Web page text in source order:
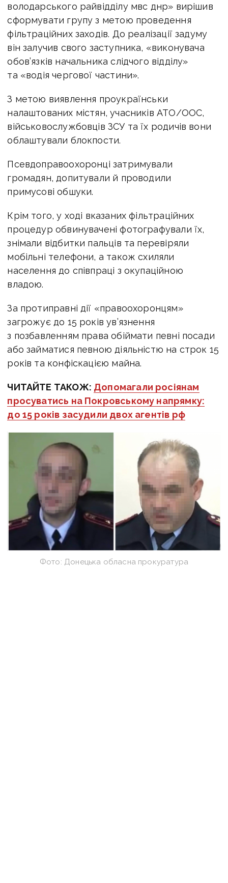
володарського райвідділу мвс днр» вирішив
сформувати групу з метою проведення
фільтраційних заходів. До реалізації задуму
він залучив свого заступника, «виконувача
обов’язків начальника слідчого відділу»
та «водія чергової частини».
З метою виявлення проукраїнськи
налаштованих містян, учасників АТО/ООС,
військовослужбовців ЗСУ та їх родичів вони
облаштували блокпости.
Псевдоправоохоронці затримували
громадян, допитували й проводили
примусові обшуки.
Крім того, у ході вказаних фільтраційних
процедур обвинувачені фотографували їх,
знімали відбитки пальців та перевіряли
мобільні телефони, а також схиляли
населення до співпраці з окупаційною
владою.
За протиправні дії «правоохоронцям»
загрожує до 15 років ув’язнення
з позбавленням права обіймати певні посади
або займатися певною діяльністю на строк 15
років та конфіскацією майна.
ЧИТАЙТЕ ТАКОЖ: Допомагали росіянам
просуватись на Покровському напрямку:
до 15 років засудили двох агентів рф
Фото: Донецька обласна прокуратура